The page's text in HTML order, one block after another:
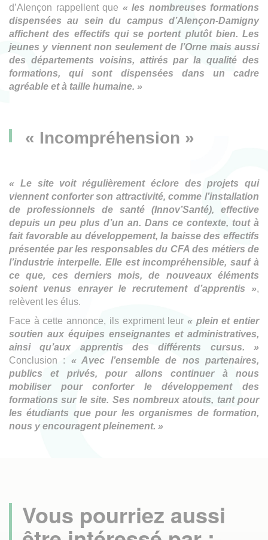
d’Alençon rappellent que « les nombreuses formations
dispensées au sein du campus d’Alençon-Damigny
affichent des effectifs qui se portent plutôt bien. Les
jeunes y viennent non seulement de l’Orne mais aussi
des départements voisins, attirés par la qualité des
formations, qui sont dispensées dans un cadre
agréable et à taille humaine. »
« Incompréhension »
« Le site voit régulièrement éclore des projets qui
viennent conforter son attractivité, comme l’installation
de professionnels de santé (Innov’Santé), effective
depuis un peu plus d’un an. Dans ce contexte, tout à
fait favorable au développement, la baisse des effectifs
présentée par les responsables du CFA des métiers de
l’industrie interpelle. Elle est incompréhensible, sauf à
ce que, ces derniers mois, de nouveaux éléments
soient venus enrayer le recrutement d’apprentis »,
relèvent les élus.
Face à cette annonce, ils expriment leur « plein et entier
soutien aux équipes enseignantes et administratives,
ainsi qu’aux apprentis des différents cursus. »
Conclusion : « Avec l’ensemble de nos partenaires,
publics et privés, pour allons continuer à nous
mobiliser pour conforter le développement des
formations sur le site. Ses nombreux atouts, tant pour
les étudiants que pour les organismes de formation,
nous y encouragent pleinement. »
Vous pourriez aussi